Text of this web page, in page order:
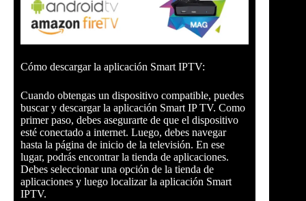
Cómo descargar la aplicación Smart IPTV:
Cuando obtengas un dispositivo compatible, puedes
buscar y descargar la aplicación Smart IP TV. Como
primer paso, debes asegurarte de que el dispositivo
esté conectado a internet. Luego, debes navegar
hasta la página de inicio de la televisión. En ese
lugar, podrás encontrar la tienda de aplicaciones.
Debes seleccionar una opción de la tienda de
aplicaciones y luego localizar la aplicación Smart
IPTV.